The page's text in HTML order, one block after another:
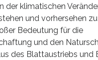
der klimatischen
und vorhersehen
Bedeutung für die
und den
des Blattaustriebs und